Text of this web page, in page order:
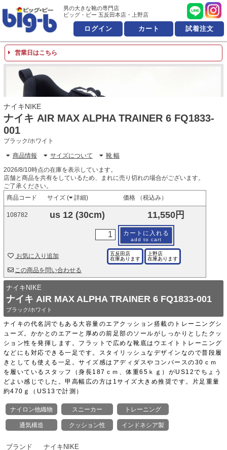
男の大きな靴の専門店 ビッ
男の大きな靴の専門店
ビッグ・ビー 五反田本店・上野店
ログイン カート 試着注文
営業日はこちら
ナイキNIKE
ナイキ AIR MAX ALPHA TRAINER 6 FQ1833-
001
ブラック/ホワイト
商品情報 サイズについて 靴 幅
ナイキの代名詞でもある大容量のエアクッション搭載のトレーニングシ
ューズ。かかとのエアーと厚めの前足部のソールがしっかりとしたクッ
ション性を発揮します。フラットで広めな靴底はウエイトトレーニング
などにも対応できる一足です。スタイリッシュなデザインなので普段履
きとしても使える一足。サイズ感はアディダスやコンバースの30ｃｍ
を履いているスタッフ（身長187ｃｍ、体重65ｋｇ）がUS12でちょう
どよい感じでした。甲高幅広の方は1サイズ大きめ推奨です。片足重量
約470ｇ（US13で計測）
ナイロン他織物 スニーカー トレーニング
通気構造 クッション性 インドネシア製
ブランド ナイキNIKE
ナイキNIKE
ナイキ AIR MAX ALPHA TRAINER 6 FQ1833-001
ブラック/ホワイト
2026/8/10時点の在庫を表示しています。
店舗と商品を共有をしているため、まれに売り切れの場合がございます。
ご了承ください。
商品コード
サイズ ( 詳細) 価格 （税込み）
108782 us 12 (30cm) 11,550円
カートに入れる
add to cart
五反田店
在庫あります
上野店
在庫あります
お気に入り追加
この商品を問い合わせる